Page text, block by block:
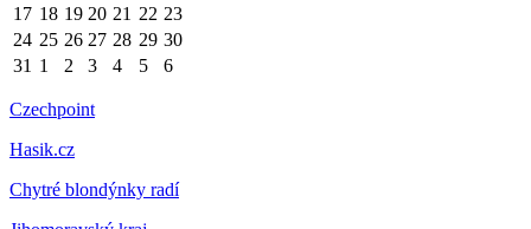
17 18 19 20 21 22 23
24 25 26 27 28 29 30
31 1 2 3 4 5 6
Czechpoint
Hasik.cz
Chytré blondýnky radí